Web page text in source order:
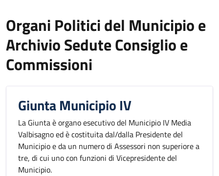
Organi Politici del Municipio e
Archivio Sedute Consiglio e
Commissioni
Giunta Municipio IV
La Giunta è organo esecutivo del Municipio IV Media
Valbisagno ed è costituita dal/dalla Presidente del
Municipio e da un numero di Assessori non superiore a
tre, di cui uno con funzioni di Vicepresidente del
Municipio.